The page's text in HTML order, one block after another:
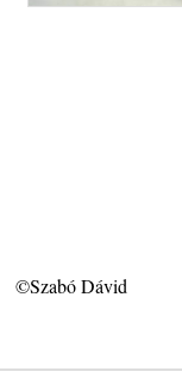
©Szabó Dávid